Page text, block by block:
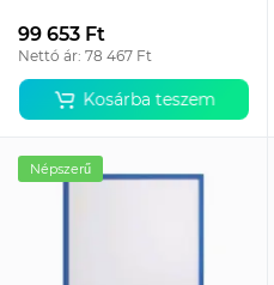
99 653 Ft
Nettó ár: 78 467 Ft
Kosárba teszem
Népszerű